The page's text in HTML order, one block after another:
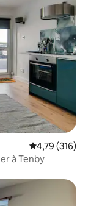
Évaluation
4,79 (316)
à Tenby